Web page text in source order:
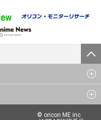
© oricon ME inc.